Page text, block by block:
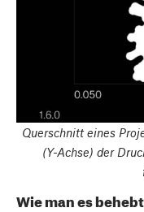
Querschnitt eines
(Y-Achse) der
Wie man es behebt